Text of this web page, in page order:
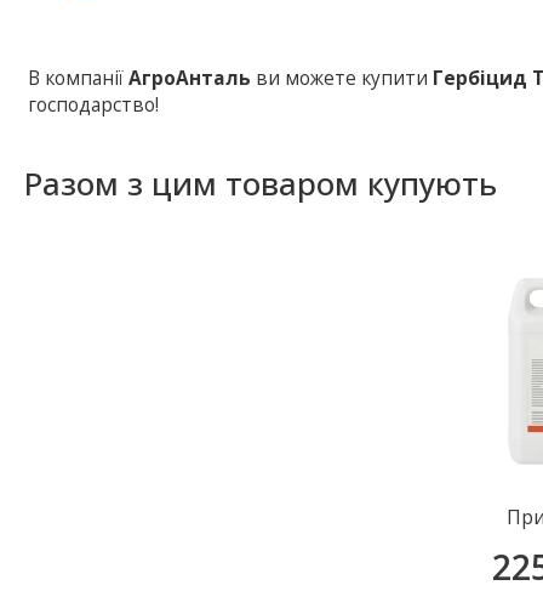
В компаніїАгроАнталь ви можете купити Гербіцид
господарство!
Разом з цим товаром купують